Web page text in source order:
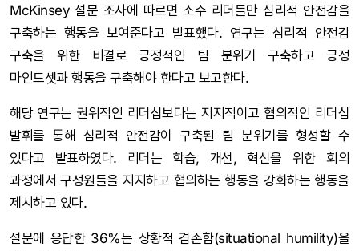
McKinsey 설문 조사에 따르면 소수 리더들만 심리적 안전감을
구축하는 행동을 보여준다고 발표했다. 연구는 심리적 안전감
구축을 위한 비결로 긍정적인 팀 분위기 구축하고 긍정
마인드셋과 행동을 구축해야 한다고 보고한다.
해당 연구는 권위적인 리더십보다는 지지적이고 협의적인 리더십
발휘를 통해 심리적 안전감이 구축된 팀 분위기를 형성할 수
있다고 발표하였다. 리더는 학습, 개선, 혁신을 위한 회의
과정에서 구성원들을 지지하고 협의하는 행동을 강화하는 행동을
제시하고 있다.
설문에 응답한 36%는 상황적 겸손함(situational humility)을